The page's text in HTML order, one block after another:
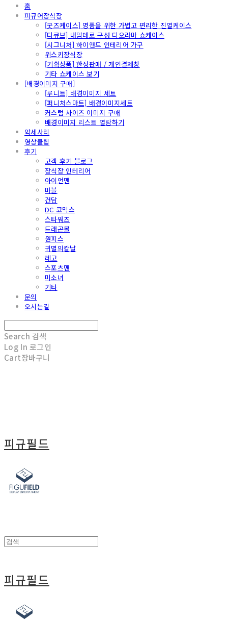
홈
피규어장식장
[굿즈케이스] 명품을 위한 가볍고 편리한 진열케이스
[디큐브] 내맘데로 구성 디오라마 쇼케이스
[시그니처] 하이앤드 인테리어 가구
위스키장식장
[기획상품] 한정판매 / 개인결제창
기타 쇼케이스 보기
[배경이미지 구매]
[루니트] 배경이미지 세트
[퍼니처스마트] 배경이미지세트
커스텀 사이즈 이미지 구매
배경이미지 리스트 열람하기
악세사리
영상클립
후기
고객 후기 블로그
장식장 인테리어
아이언맨
마블
건담
DC 코믹스
스타워즈
드래곤볼
원피스
귀멸의칼날
레고
스포츠맨
미소녀
기타
문의
오시는길
Search 검색
Log In 로그인
Cart장바구니
피규필드
피규필드